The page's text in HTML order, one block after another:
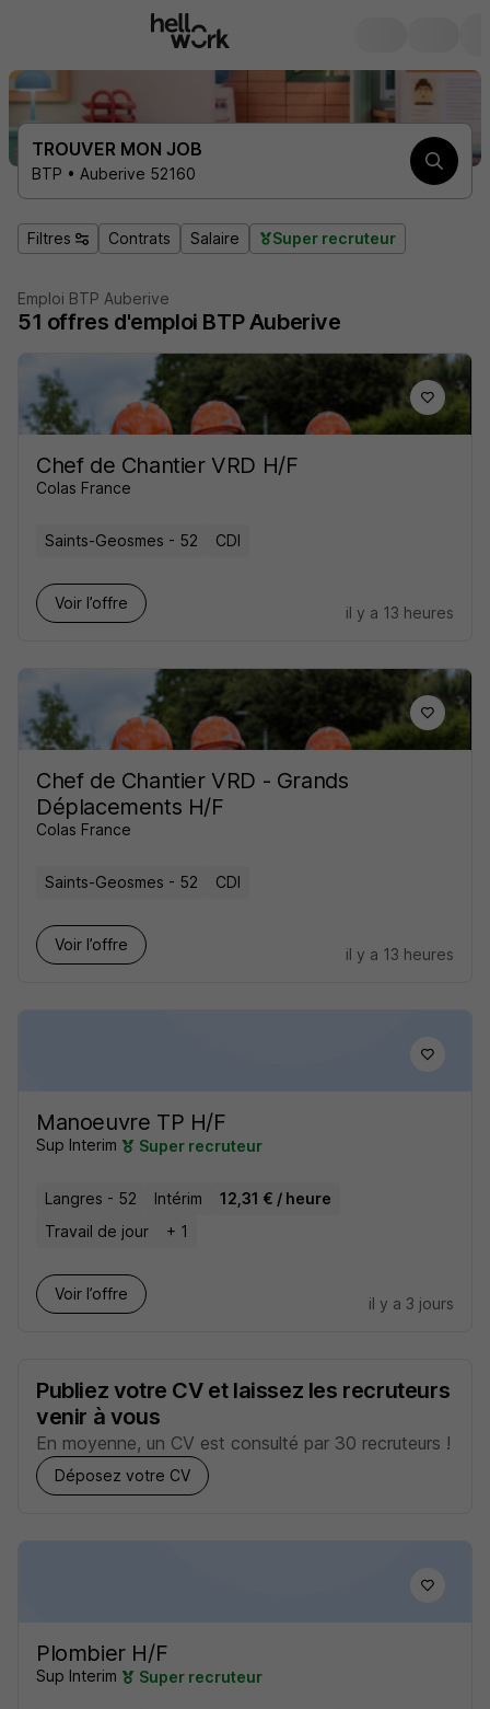
TROUVER MON JOB
BTP • Auberive 52160
Filtres Contrats Salaire Super recruteur
Emploi BTP Auberive
51 offres d'emploi BTP Auberive
Chef de Chantier VRD H/F
Colas France
Saints-Geosmes - 52 CDI
Voir l’offre
il y a 13 heures
Chef de Chantier VRD - Grands
Déplacements H/F
Colas France
Saints-Geosmes - 52 CDI
Voir l’offre
il y a 13 heures
Manoeuvre TP H/F
Sup Interim Super recruteur
Langres - 52 Intérim
12,31 € / heure
Travail de jour
+ 1
Voir l’offre
il y a 3 jours
Publiez votre CV et laissez les recruteurs
venir à vous
En moyenne, un CV est consulté par 30 recruteurs !
Déposez votre CV
Plombier H/F
Sup Interim Super recruteur